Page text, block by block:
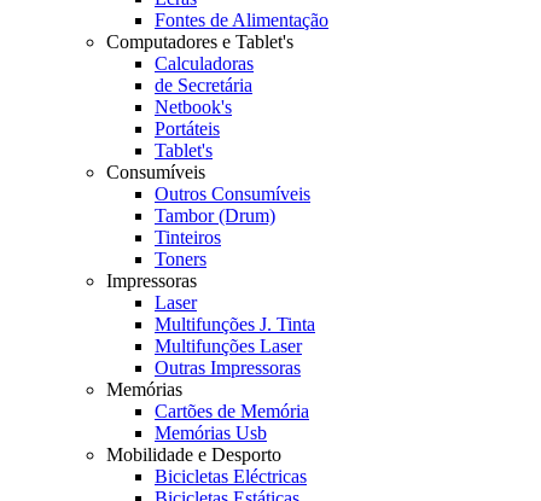
Fontes de Alimentação
Computadores e Tablet's
Calculadoras
de Secretária
Netbook's
Portáteis
Tablet's
Consumíveis
Outros Consumíveis
Tambor (Drum)
Tinteiros
Toners
Impressoras
Laser
Multifunções J. Tinta
Multifunções Laser
Outras Impressoras
Memórias
Cartões de Memória
Memórias Usb
Mobilidade e Desporto
Bicicletas Eléctricas